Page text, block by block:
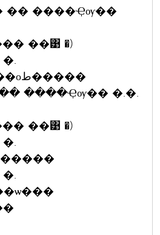
�� ����Ҿѹ��
��͹ �)
���ʧ����ԭ��оط�����
����Ҿѹ�� �.�.
��͹ �)